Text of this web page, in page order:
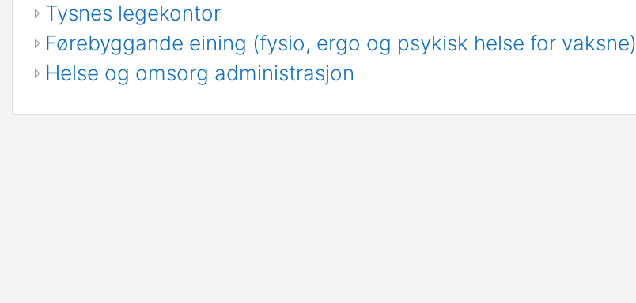
Tysnes legekontor
Førebyggande eining (fysio, ergo og psykisk helse for vaksne)
Helse og omsorg administrasjon